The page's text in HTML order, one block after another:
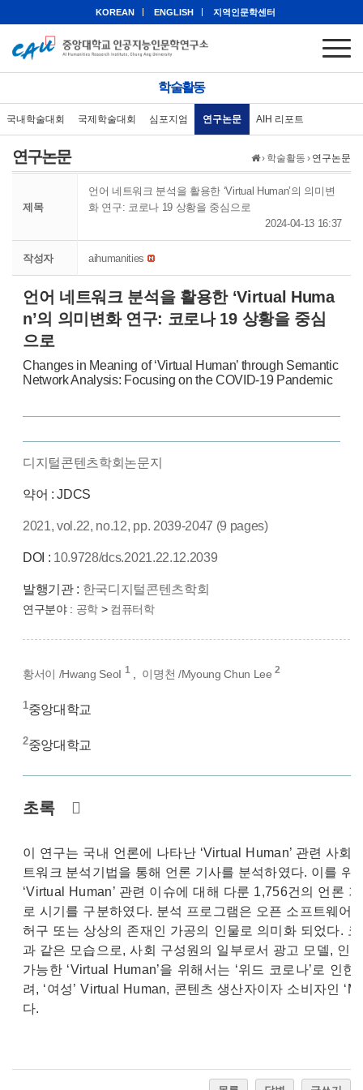
KOREAN ENGLISH 지역인문학센터
학술활동
국내학술대회 국제학술대회 심포지엄 연구논문 AIH 리포트
› 학술활동 › 연구논문
연구논문
제목
언어 네트워크 분석을 활용한 ‘Virtual Human’의 의미변
화 연구: 코로나 19 상황을 중심으로
2024-04-13 16:37
작성자 aihumanities
언어 네트워크 분석을 활용한 ‘Virtual Huma
n’의 의미변화 연구: 코로나 19 상황을 중심
으로
Changes in Meaning of ‘Virtual Human’ through Semantic
Network Analysis: Focusing on the COVID-19 Pandemic
디지털콘텐츠학회논문지
약어 : JDCS
2021, vol.22, no.12, pp. 2039-2047 (9 pages)
DOI : 10.9728/dcs.2021.22.12.2039
발행기관 : 한국디지털콘텐츠학회
연구분야 : 공학 > 컴퓨터학
황서이 /Hwang SeoI 1, 이명천 /Myoung Chun Lee 2
1중앙대학교
2중앙대학교
초록
이 연구는 국내 언론에 나타난 ‘Virtual Human’ 관련 사
트워크 분석기법을 통해 언론 기사를 분석하였다. 이를
‘Virtual Human’ 관련 이슈에 대해 다룬 1,756건의 언론
로 시기를 구분하였다. 분석 프로그램은 오픈 소프트웨어
허구 또는 상상의 존재인 가공의 인물로 의미화 되었다.
과 같은 모습으로, 사회 구성원의 일부로서 광고 모델, 인
가능한 ‘Virtual Human’을 위해서는 ‘위드 코로나’로 인
려, ‘여성’ Virtual Human, 콘텐츠 생산자이자 소비자인
다.